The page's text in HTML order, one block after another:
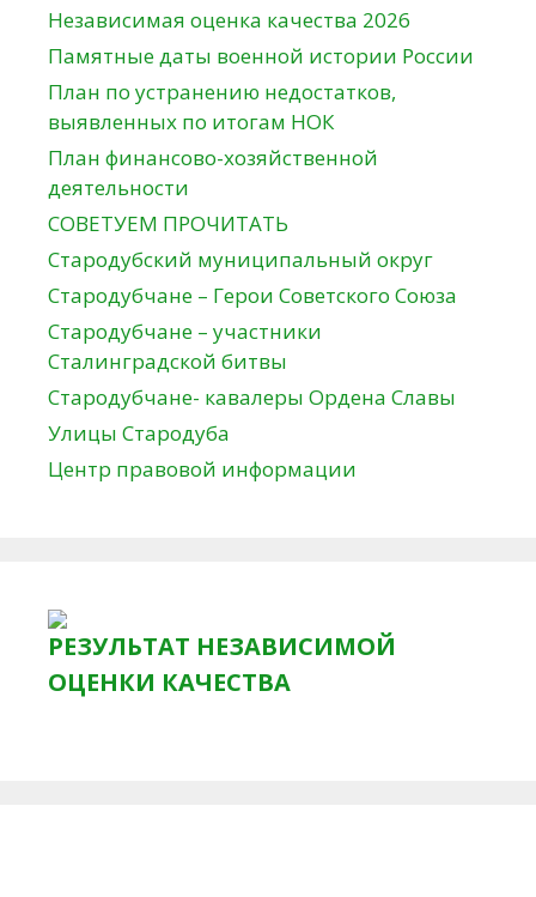
Независимая оценка качества 2026
Памятные даты военной истории России
План по устранению недостатков,
выявленных по итогам НОК
План финансово-хозяйственной
деятельности
СОВЕТУЕМ ПРОЧИТАТЬ
Стародубский муниципальный округ
Стародубчане – Герои Советского Союза
Стародубчане – участники
Сталинградской битвы
Стародубчане- кавалеры Ордена Славы
Улицы Стародуба
Центр правовой информации
РЕЗУЛЬТАТ НЕЗАВИСИМОЙ
ОЦЕНКИ КАЧЕСТВА